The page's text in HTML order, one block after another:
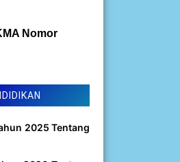
Nomor
2025 Tentang